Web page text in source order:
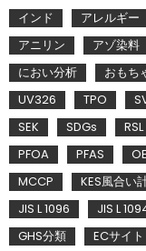
インド
アレルギー
アニリン
アゾ染料
におい分析
おもち
UV326
TPO
SEK
SDGs RSL
PFOA
PFAS
MCCP
KES風合い
JIS L 1096
JIS L
GHS分類
ECサイト